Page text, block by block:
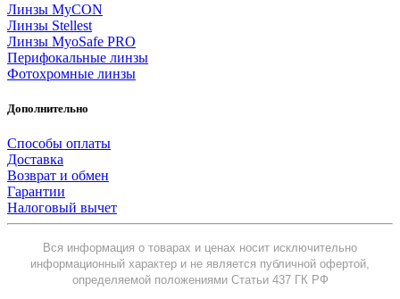
Линзы MyCON
Линзы Stellest
Линзы MyoSafe PRO
Перифокальные линзы
Фотохромные линзы
Дополнительно
Способы оплаты
Доставка
Возврат и обмен
Гарантии
Налоговый вычет
Вся информация о товарах и ценах носит исключительно
информационный характер и не является публичной офертой,
определяемой положениями Статьи 437 ГК РФ